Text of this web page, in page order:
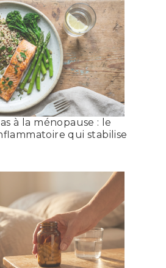
à la ménopause : le
qui stabilise